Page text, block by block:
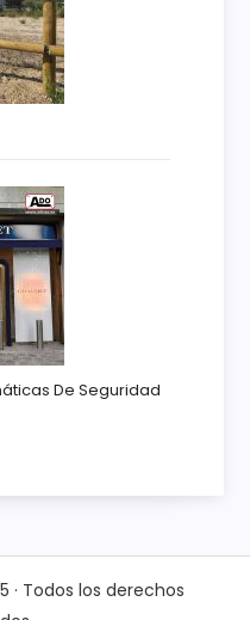
De Seguridad
· Todos los derechos